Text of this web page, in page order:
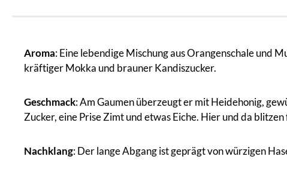
Aroma: Eine lebendige Mischung aus Orangenschale und
kräftiger Mokka und brauner Kandiszucker.
Geschmack: Am Gaumen überzeugt er mit Heidehonig,
Zucker, eine Prise Zimt und etwas Eiche. Hier und da
Nachklang: Der lange Abgang ist geprägt von würzigen